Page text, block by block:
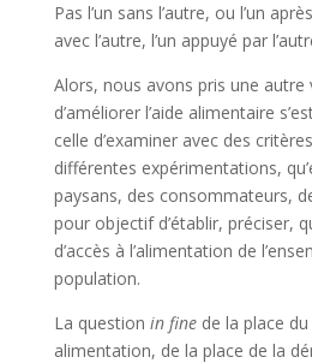
Pas l’un sans l’autre, ou l’un
avec l’autre, l’un appuyé par
Alors, nous avons pris une autre
d’améliorer l’aide alimentaire
celle d’examiner avec des
différentes expérimentations,
paysans, des consommateurs,
pour objectif d’établir, préciser,
d’accès à l’alimentation de
population.
La question in finede la place
alimentation, de la place de la